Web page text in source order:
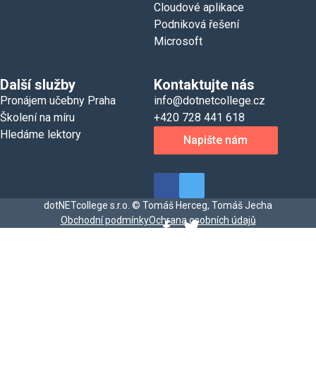
Cloudové aplikace
Podniková řešení
Microsoft
Další služby
Pronájem učebny Praha
Školení na míru
Hledáme lektory
Kontaktujte nás
info@dotnetcollege.cz
+420 728 441 618
Napište nám
dotNETcollege s.r.o. © Tomáš Herceg, Tomáš Jecha
Obchodní podmínkyOchrana osobních údajů